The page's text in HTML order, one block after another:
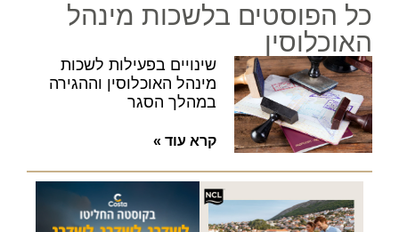
כל הפוסטים בלשכות מינהל
האוכלוסין
שינויים בפעילות לשכות
מינהל האוכלוסין וההגירה
במהלך הסגר
קרא עוד »